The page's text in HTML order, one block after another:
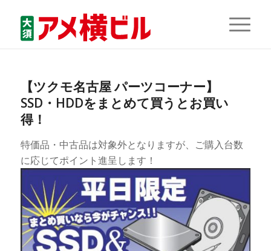
【ツクモ名古屋 パーツコーナー】
SSD・HDDをまとめて買うとお買い
得！
特価品・中古品は対象外となりますが、ご購入台数
に応じてポイント進呈します！